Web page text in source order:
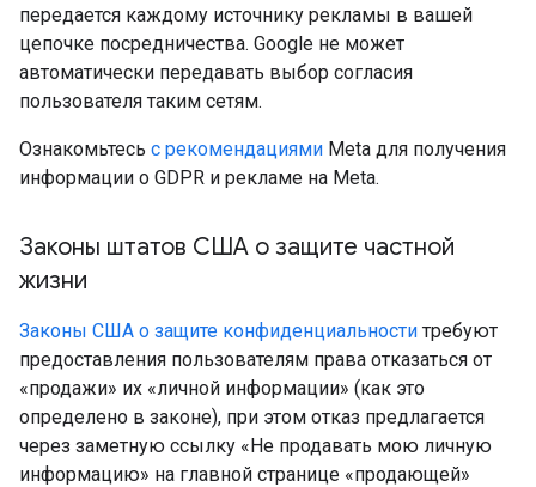
передается каждому источнику рекламы в вашей
цепочке посредничества. Google не может
автоматически передавать выбор согласия
пользователя таким сетям.
Ознакомьтесь с рекомендациями Meta для получения
информации о GDPR и рекламе на Meta.
Законы штатов США о защите частной
жизни
Законы США о защите конфиденциальности требуют
предоставления пользователям права отказаться от
«продажи» их «личной информации» (как это
определено в законе), при этом отказ предлагается
через заметную ссылку «Не продавать мою личную
информацию» на главной странице «продающей»